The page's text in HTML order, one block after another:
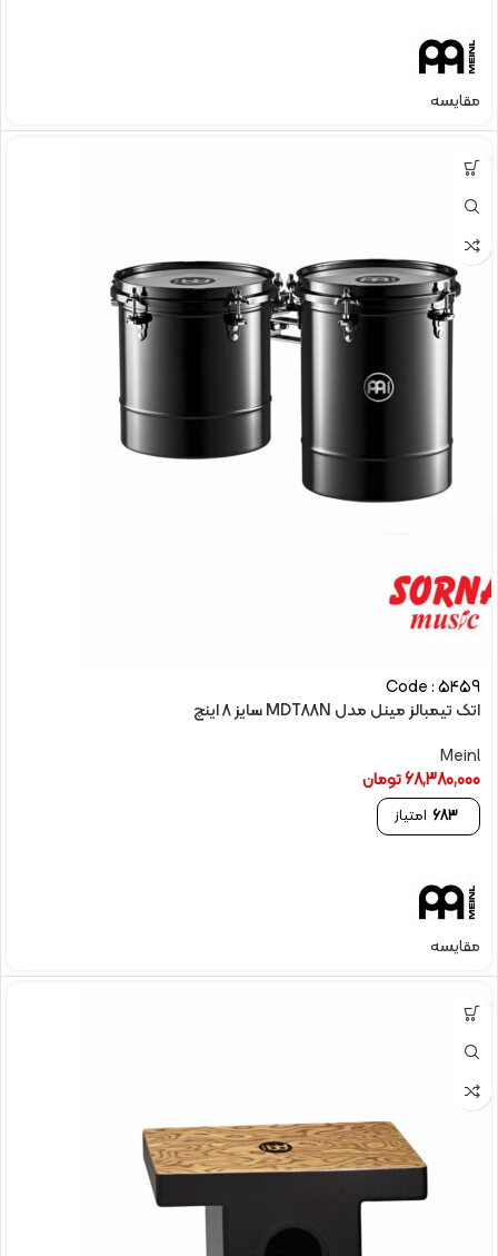
مقایسه
Code : 5459
اتک تیمبالز مینل مدل MDT88N سایز 8 اینچ
Meinl
68,380,000تومان
683 امتیاز
مقایسه